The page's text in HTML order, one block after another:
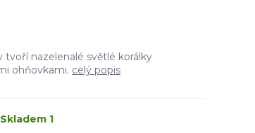
nazelenalé světlé korálky
ohňovkami. celý popis
Skladem 1